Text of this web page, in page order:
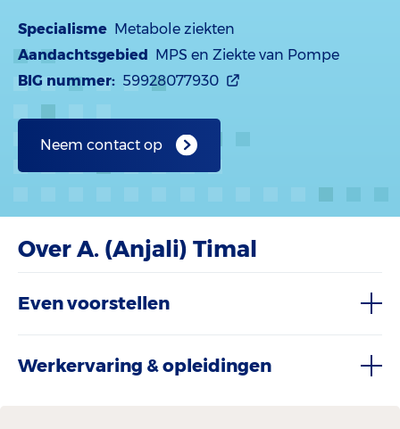
Specialisme Metabole ziekten
Aandachtsgebied MPS en Ziekte van Pompe
BIG nummer: 59928077930
Neem contact op
Over A. (Anjali) Timal
Even voorstellen
Werkervaring & opleidingen